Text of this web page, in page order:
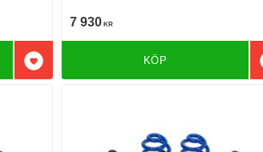
Lägg till i favoriter
7 930KR
KÖP